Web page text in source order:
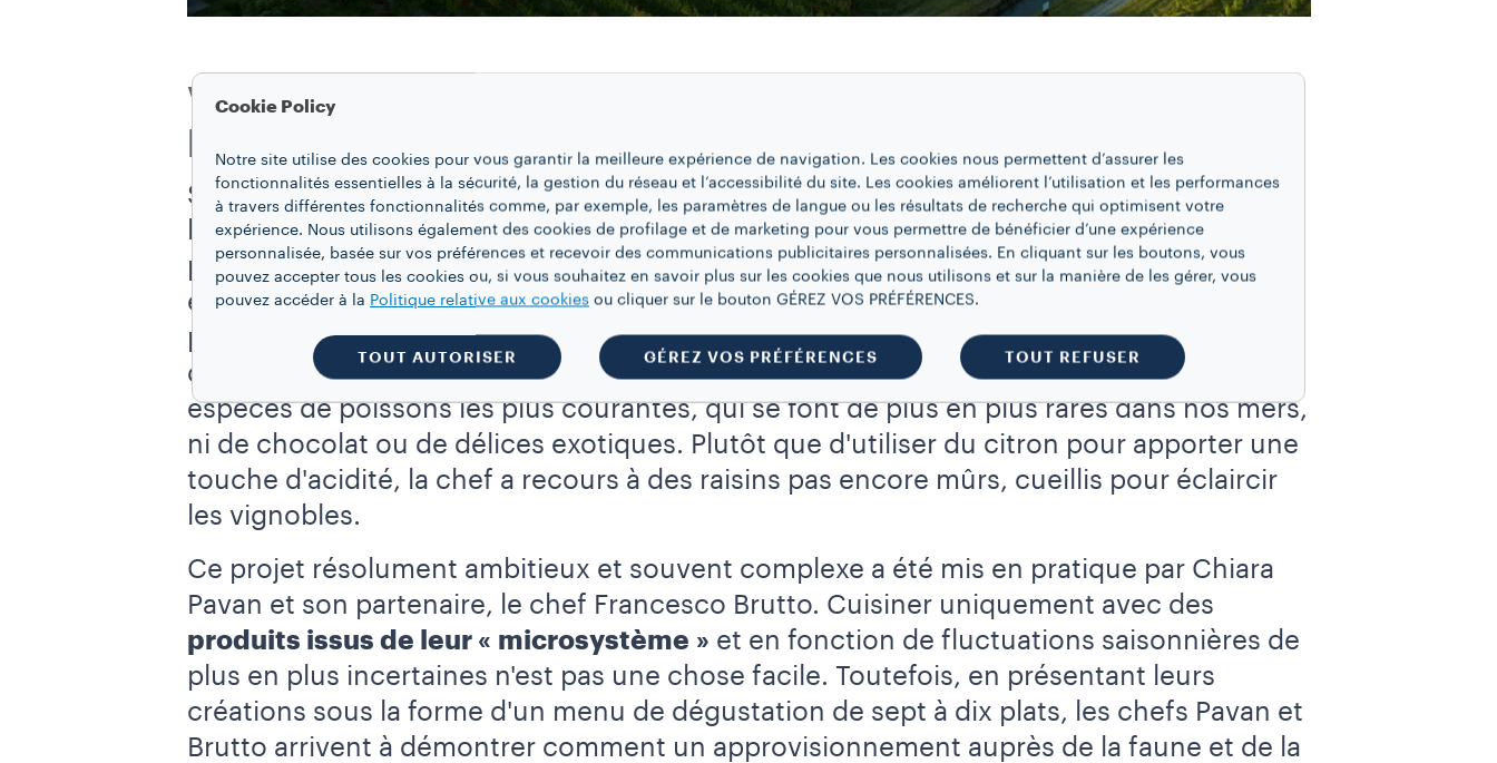
Venissa, le restaurant situé entre les îles de la Venise d’origine et
la haute région de la mer Adriatique
Située dans le cadre évocateur de l'ancienne cave à vin, ou Cantinone, sur un domaine
luxuriant bordé de jardins et de rangées de vignes et de potagers, le restaurantVenissa
propose uneexpérience culinaire en deux parties, soit les îles de laVenise d’origine
et les ingrédients dont elles regorgent, notamment des fines herbes et des légumes
provenant directement des potagers de la propriété, ainsi que des poissons pêchés
dans le
lagonet lahaute région de la mer Adriatique. Vous n'y trouverez pas les
espèces de poissons les plus courantes, qui se font de plus en plus rares dans nos mers,
ni de chocolat ou de délices exotiques. Plutôt que d'utiliser du citron pour apporter une
touche d'acidité, la chef a recours à des raisins pas encore mûrs, cueillis pour éclaircir
les vignobles.
Ce projet résolument ambitieux et souvent complexe a été mis en pratique par Chiara
Pavan et son partenaire, le chef Francesco Brutto. Cuisiner uniquement avec des
produits issus de leur « microsystème » et en fonction de fluctuations saisonnières de
plus en plus incertaines n'est pas une chose facile. Toutefois, en présentant leurs
créations sous la forme d'un menu de dégustation de sept à dix plats, les chefs Pavan et
Brutto arrivent à démontrer comment un approvisionnement auprès de la faune et de la
Cookie Policy
Notre site utilise des cookies pour vous garantir la meilleure expérience de navigation. Les cookies nous permettent d’assurer les
fonctionnalités essentielles à la sécurité, la gestion du réseau et l’accessibilité du site. Les cookies améliorent l’utilisation et les performances
à travers différentes fonctionnalités comme, par exemple, les paramètres de langue ou les résultats de recherche qui optimisent votre
expérience. Nous utilisons également des cookies de profilage et de marketing pour vous permettre de bénéficier d’une expérience
personnalisée, basée sur vos préférences et recevoir des communications publicitaires personnalisées. En cliquant sur les boutons, vous
pouvez accepter tous les cookies ou, si vous souhaitez en savoir plus sur les cookies que nous utilisons et sur la manière de les gérer, vous
pouvez accéder à la Politique relative aux cookies ou cliquer sur le bouton GÉREZ VOS PRÉFÉRENCES.
TOUT AUTORISER GÉREZ VOS PRÉFÉRENCES TOUT REFUSER